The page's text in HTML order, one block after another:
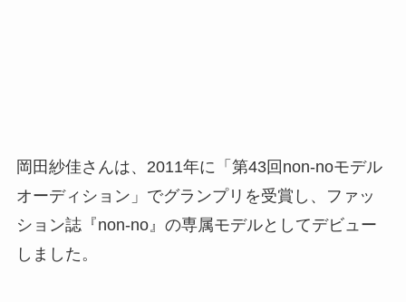
岡田紗佳さんは、2011年に「第43回non-noモデル
オーディション」でグランプリを受賞し、ファッ
ション誌『non-no』の専属モデルとしてデビュー
しました。